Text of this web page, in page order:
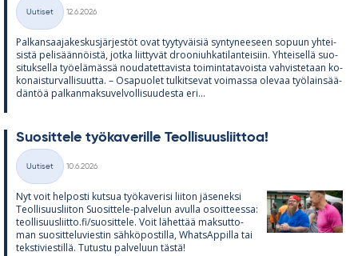
Kategoriat
Uutiset
12.6.2026
Pal­kan­saa­ja­kes­kus­jär­jes­töt ovat tyy­ty­väi­siä syn­ty­nee­seen so­puun yh­tei­
sistä pe­li­sään­nöistä, jotka liit­ty­vät droo­niuh­ka­ti­lan­tei­siin. Yh­tei­sellä suo­
si­tuk­sella työ­elä­mässä nou­da­tet­ta­vista toi­min­ta­ta­voista vah­vis­te­taan ko­
ko­nais­tur­val­li­suutta. – Os­a­puo­let tul­kit­se­vat voi­massa ole­vaa työ­lain­sää­
dän­töä pal­kan­mak­su­vel­vol­li­suu­desta eri...
Suo­sit­tele työ­ka­ve­rille Teol­li­suus­liit­toa!
Kategoriat
Uutiset
10.6.2026
Nyt voit hel­posti kut­sua työ­ka­ve­risi lii­ton jä­se­neksi
Teol­li­suus­lii­ton Suo­sit­tele-pal­ve­lun avulla osoit­teessa:
teol­li­suus­liitto.fi/suo­sit­tele. Voit lä­het­tää mak­sut­to­
man suo­sit­te­lu­vies­tin säh­kö­pos­tilla, What­sAp­pilla tai
teks­ti­vies­tillä. Tu­tustu pal­ve­luun tästä!